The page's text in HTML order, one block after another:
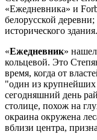
«Ежедневника» и
белорусской
исторического здания.
«Ежедневник»
кольцевой. Это
время, когда от
"один из
сегодняшний день
столице, похож на
окраина окружена
вблизи центра,